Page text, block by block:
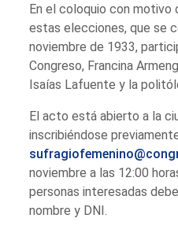
En el coloquio con motivo
estas elecciones, que se
noviembre de 1933,
Congreso, Francina
Isaías Lafuente y la
El acto está abierto a la
inscribiéndose
noviembre a las 12:00
personas interesadas
nombre y DNI.